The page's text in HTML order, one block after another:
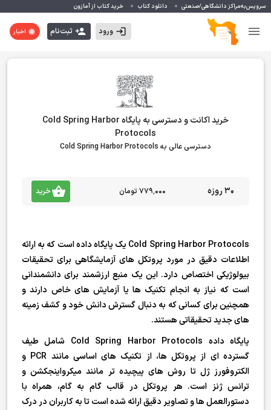
سرویس‌به‌مراکز دانشگاهی/صنعتی دانلود کتاب خرید کتاب از آمازون
ورود ثبت‌نام اخبار
خرید اکانت و دسترسی به پایگاه Cold Spring Harbor
Protocols
دسترسی عالی به Cold Spring Harbor Protocols
30 روزه ۷۷۹٬۰۰۰ تومان خرید
Cold Spring Harbor Protocols یک پایگاه داده است که به ارائه
اطلاعات دقیق در مورد پروتکل های آزمایشگاهی برای تحقیقات
بیولوژیکی اختصاص دارد. این یک منبع ارزشمند برای دانشمندانی
است که نیاز به انجام تکنیک ها یا آزمایش های خاص دارند و
همچنین برای کسانی که به دنبال گسترش دانش خود و کشف زمینه
های جدید تحقیقاتی هستند.
پایگاه داده Cold Spring Harbor Protocols شامل طیف
گسترده ای از پروتکل ها، از تکنیک های اساسی مانند PCR و
الکتروفورز ژل تا روش های پیچیده تر مانند میکرواینجکشن و
ترانس ژنز است. هر پروتکل در قالب گام به گام، همراه با
دستورالعمل ها و تصاویر دقیق ارائه شده است تا به کاربران در درک